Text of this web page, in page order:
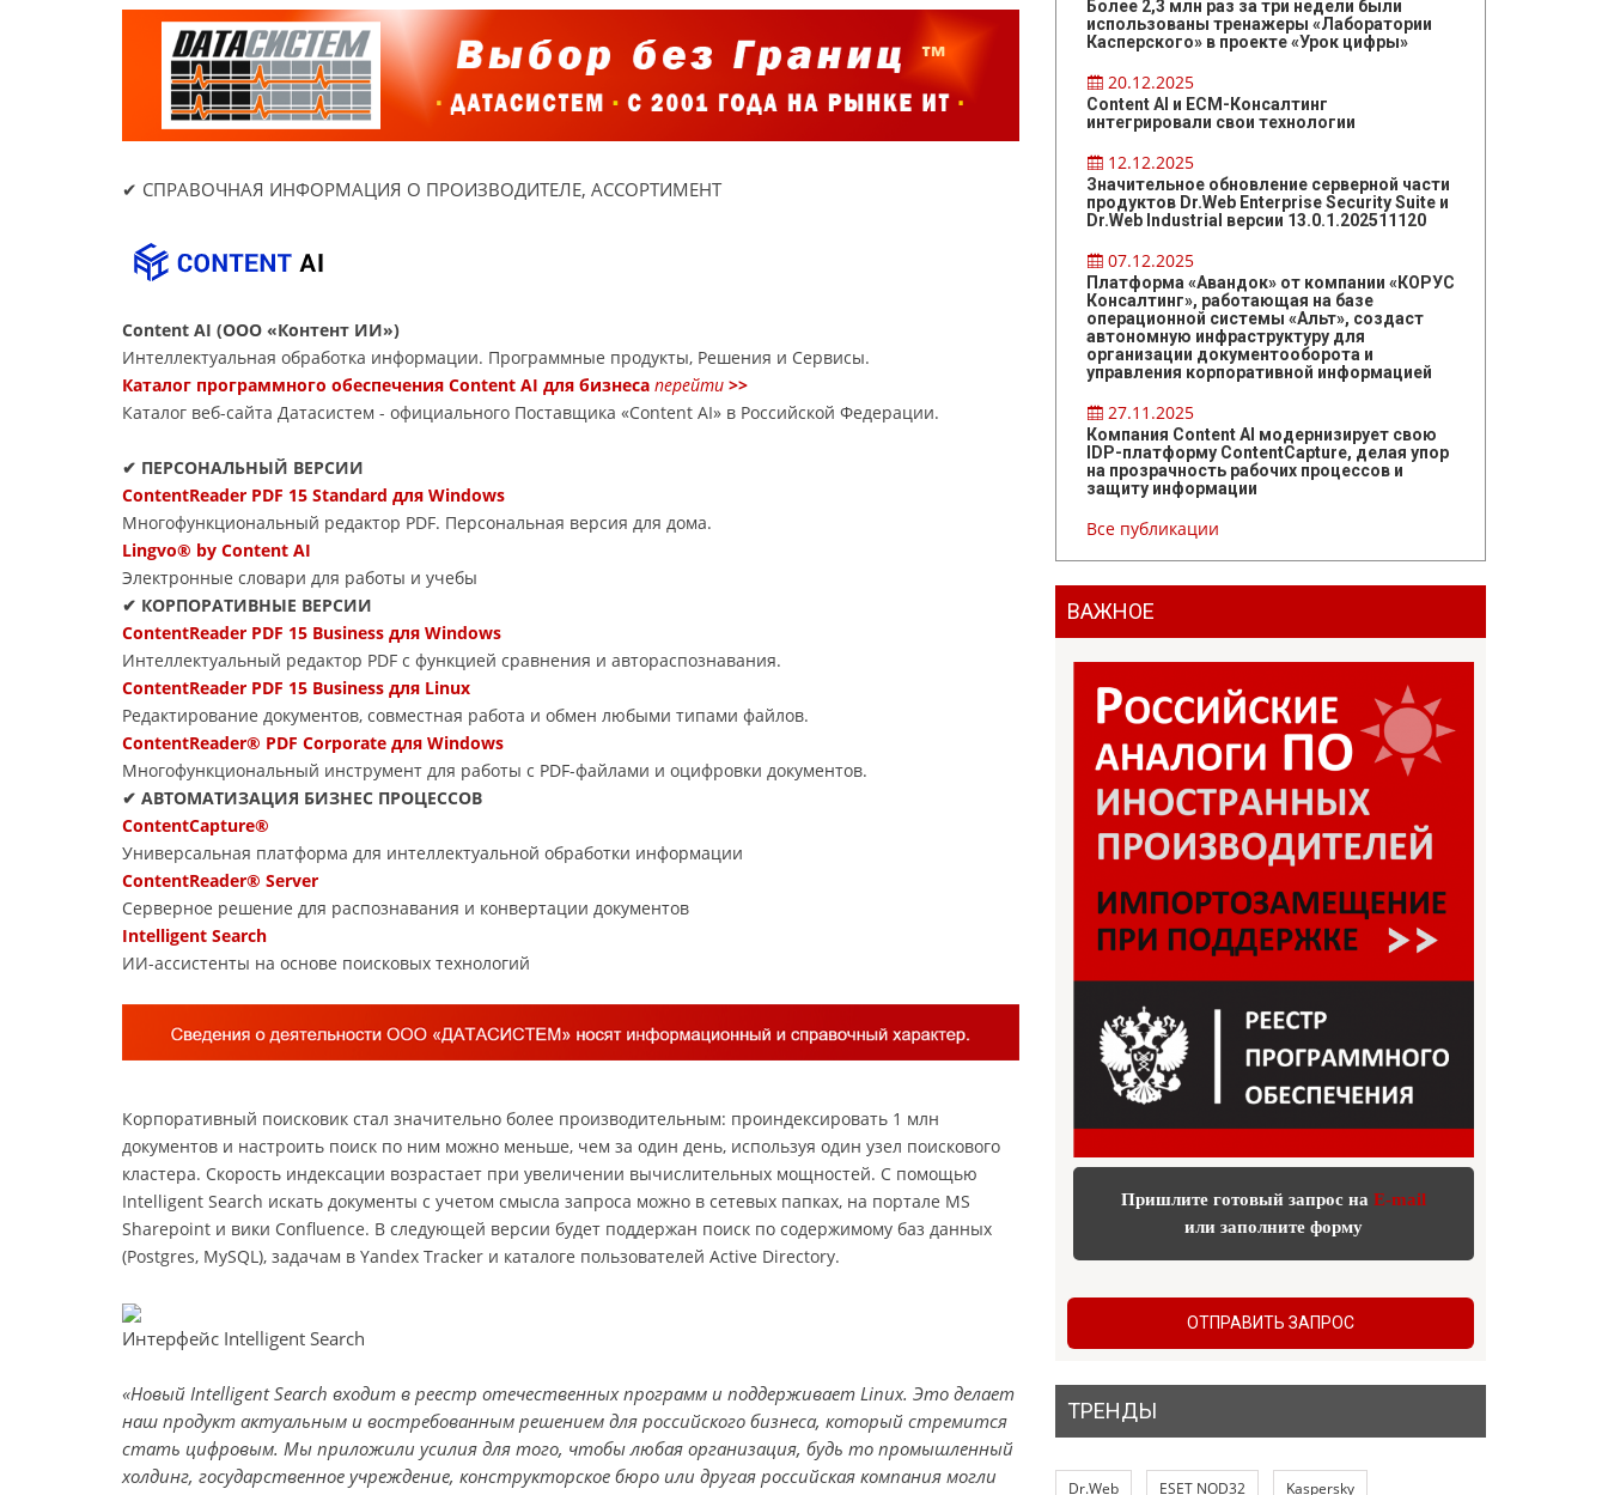
✔ СПРАВОЧНАЯ ИНФОРМАЦИЯ О ПРОИЗВОДИТЕЛЕ, АССОРТИМЕНТ
Content AI (ООО «Контент ИИ»)
Интеллектуальная обработка информации. Программные продукты, Решения и Сервисы.
Каталог программного обеспечения Content AI для бизнеса перейти >>
Каталог веб-сайта Датасиcтем - официального Поставщика «Content AI» в Российской Федерации.
✔ ПЕРСОНАЛЬНЫЙ ВЕРСИИ
ContentReader PDF 15 Standard для Windows
Многофункциональный редактор PDF. Персональная версия для дома.
Lingvo® by Content AI
Электронные словари для работы и учебы
✔ КОРПОРАТИВНЫЕ ВЕРСИИ
ContentReader PDF 15 Business для Windows
Интеллектуальный редактор PDF с функцией сравнения и автораспознавания.
ContentReader PDF 15 Business для Linux
Редактирование документов, совместная работа и обмен любыми типами файлов.
ContentReader® PDF Corporate для Windows
Многофункциональный инструмент для работы с PDF-файлами и оцифровки документов.
✔ АВТОМАТИЗАЦИЯ БИЗНЕС ПРОЦЕССОВ
ContentCapture®
Универсальная платформа для интеллектуальной обработки информации
ContentReader® Server
Серверное решение для распознавания и конвертации документов
Intelligent Search
ИИ-ассистенты на основе поисковых технологий
Корпоративный поисковик стал значительно более производительным: проиндексировать 1 млн
документов и настроить поиск по ним можно меньше, чем за один день, используя один узел поискового
кластера. Скорость индексации возрастает при увеличении вычислительных мощностей. С помощью
Intelligent Search искать документы с учетом смысла запроса можно в сетевых папках, на портале MS
Sharepoint и вики Confluence. В следующей версии будет поддержан поиск по содержимому баз данных
(Postgres, MySQL), задачам в Yandex Tracker и каталоге пользователей Active Directory.
Интерфейс Intelligent Search
«Новый Intelligent Search входит в реестр отечественных программ и поддерживает Linux. Это делает
наш продукт актуальным и востребованным решением для российского бизнеса, который стремится
стать цифровым. Мы приложили усилия для того, чтобы любая организация, будь то промышленный
холдинг, государственное учреждение, конструкторское бюро или другая российская компания могли
Более 2,3 млн раз за три недели были
использованы тренажеры «Лаборатории
Касперского» в проекте «Урок цифры»
20.12.2025
Content AI и ЕСМ-Консалтинг
интегрировали свои технологии
12.12.2025
Значительное обновление серверной части
продуктов Dr.Web Enterprise Security Suite и
Dr.Web Industrial версии 13.0.1.202511120
07.12.2025
Платформа «Авандок» от компании «КОРУС
Консалтинг», работающая на базе
операционной системы «Альт», создаст
автономную инфраструктуру для
организации документооборота и
управления корпоративной информацией
27.11.2025
Компания Content AI модернизирует свою
IDP-платформу ContentCapture, делая упор
на прозрачность рабочих процессов и
защиту информации
Все публикации
ВАЖНОЕ
Пришлите готовый запрос на E-mail
или заполните форму
ОТПРАВИТЬ ЗАПРОС
ТРЕНДЫ
Dr.Web ESET NOD32 Kaspersky